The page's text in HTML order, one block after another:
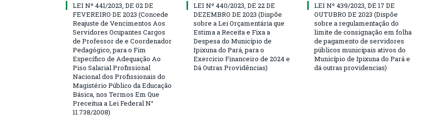
LEI Nº 441/2023, DE 02 DE
FEVEREIRO DE 2023 (Concede
Reajuste de Vencimentos Aos
Servidores Ocupantes Cargos
de Professor de e Coordenador
Pedagógico, para o Fim
Específico de Adequação Ao
Piso Salarial Profissional
Nacional dos Profissionais do
Magistério Público da Educação
Básica, nos Termos Em Que
Preceitua a Lei Federal N°
11.738/2008)
LEI Nº 440/2023, DE 22 DE
DEZEMBRO DE 2023 (Dispõe
sobre a Lei Orçamentária que
Estima a Receita e Fixa a
Despesa do Município de
Ipixuna do Pará, para o
Exercicio Financeiro de 2024 e
Dá Outras Providências)
LEI Nº 439/2023, DE 17 DE
OUTUBRO DE 2023 (Dispõe
sobre a regulamentação do
limite de consignação em folha
de pagamento de servidores
públicos municipais ativos do
Município de Ipixuna do Pará e
dá outras providencias)